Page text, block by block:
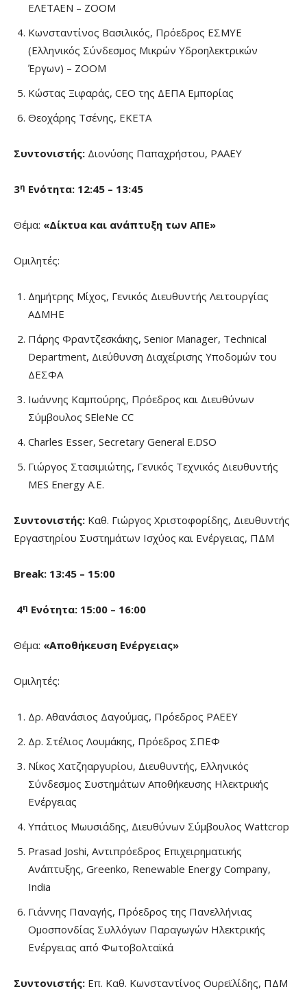
ΕΛΕΤΑΕΝ – ZOOM
Κωνσταντίνος Βασιλικός, Πρόεδρος ΕΣΜΥΕ
(Ελληνικός Σύνδεσμος Μικρών Υδροηλεκτρικών
Έργων) – ZOOM
Κώστας Ξιφαράς, CEO της ΔΕΠΑ Εμπορίας
Θεοχάρης Τσένης, ΕΚΕΤΑ
Συντονιστής: Διονύσης Παπαχρήστου, ΡΑΑΕΥ
3η Ενότητα: 12:45 – 13:45
Θέμα: «Δίκτυα και ανάπτυξη των ΑΠΕ»
Ομιλητές:
Δημήτρης Μίχος, Γενικός Διευθυντής Λειτουργίας
ΑΔΜΗΕ
Πάρης Φραντζεσκάκης, Senior Manager, Technical
Department, Διεύθυνση Διαχείρισης Υποδομών του
ΔΕΣΦΑ
Ιωάννης Καμπούρης, Πρόεδρος και Διευθύνων
Σύμβουλος SEleNe CC
Charles Esser, Secretary General E.DSO
Γιώργος Στασιμιώτης, Γενικός Τεχνικός Διευθυντής
MES Energy Α.Ε.
Συντονιστής: Καθ. Γιώργος Χριστοφορίδης, Διευθυντής
Εργαστηρίου Συστημάτων Ισχύος και Ενέργειας, ΠΔΜ
Break: 13:45 – 15:00
4η Ενότητα: 15:00 – 16:00
Θέμα: «Αποθήκευση Ενέργειας»
Ομιλητές:
Δρ. Αθανάσιος Δαγούμας, Πρόεδρος ΡΑΕΕΥ
Δρ. Στέλιος Λουμάκης, Πρόεδρος ΣΠΕΦ
Νίκος Χατζηαργυρίου, Διευθυντής, Ελληνικός
Σύνδεσμος Συστημάτων Αποθήκευσης Ηλεκτρικής
Ενέργειας
Υπάτιος Μωυσιάδης, Διευθύνων Σύμβουλος Wattcrop
Prasad Joshi, Αντιπρόεδρος Επιχειρηματικής
Ανάπτυξης, Greenko, Renewable Energy Company,
India
Γιάννης Παναγής, Πρόεδρος της Πανελλήνιας
Ομοσπονδίας Συλλόγων Παραγωγών Ηλεκτρικής
Ενέργειας από Φωτοβολταϊκά
Συντονιστής: Επ. Καθ. Κωνσταντίνος Ουρεϊλίδης, ΠΔΜ